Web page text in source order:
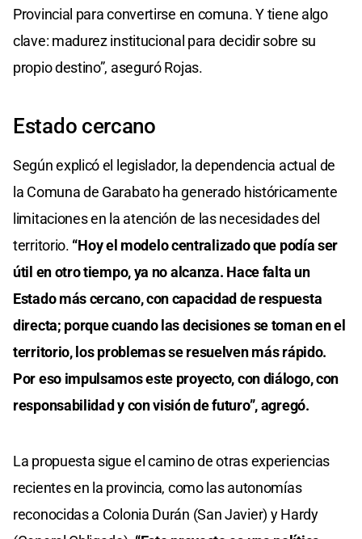
Provincial para convertirse en comuna. Y tiene algo
clave: madurez institucional para decidir sobre su
propio destino”, aseguró Rojas.
Estado cercano
Según explicó el legislador, la dependencia actual de
la Comuna de Garabato ha generado históricamente
limitaciones en la atención de las necesidades del
territorio. “Hoy el modelo centralizado que podía ser
útil en otro tiempo, ya no alcanza. Hace falta un
Estado más cercano, con capacidad de respuesta
directa; porque cuando las decisiones se toman en el
territorio, los problemas se resuelven más rápido.
Por eso impulsamos este proyecto, con diálogo, con
responsabilidad y con visión de futuro”, agregó.
La propuesta sigue el camino de otras experiencias
recientes en la provincia, como las autonomías
reconocidas a Colonia Durán (San Javier) y Hardy